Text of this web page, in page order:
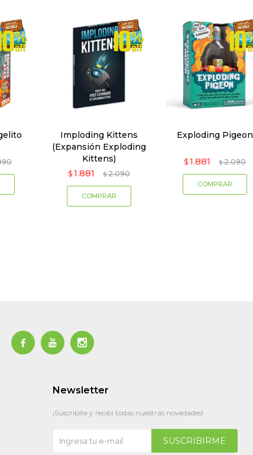
Imploding Kittens
(Expansión Exploding
Kittens)
$ 1.881 $ 2.090
Exploding Pigeon
$ 1.881 $ 2.090
  
Newsletter
¡Suscribite y recibí todas nuestras novedades!
SUSCRIBIRME